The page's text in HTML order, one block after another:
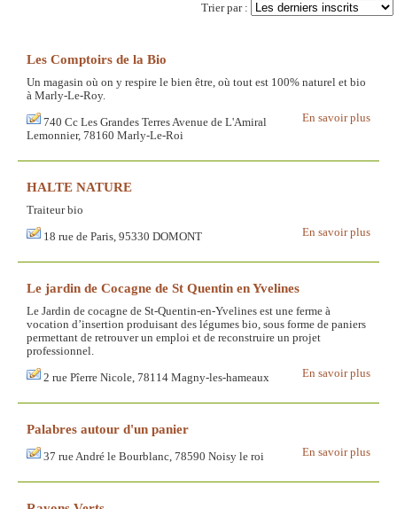
Trier par :
Les Comptoirs de la Bio
Un magasin où on y respire le bien être, où tout est 100% naturel et bio
à Marly-Le-Roy.
En savoir plus
740 Cc Les Grandes Terres Avenue de L'Amiral
Lemonnier, 78160 Marly-Le-Roi
HALTE NATURE
Traiteur bio
En savoir plus
18 rue de Paris, 95330 DOMONT
Le jardin de Cocagne de St Quentin en Yvelines
Le Jardin de cocagne de St-Quentin-en-Yvelines est une ferme à
vocation d’insertion produisant des légumes bio, sous forme de paniers
permettant de retrouver un emploi et de reconstruire un projet
professionnel.
En savoir plus
2 rue Pîerre Nicole, 78114 Magny-les-hameaux
Palabres autour d'un panier
En savoir plus
37 rue André le Bourblanc, 78590 Noisy le roi